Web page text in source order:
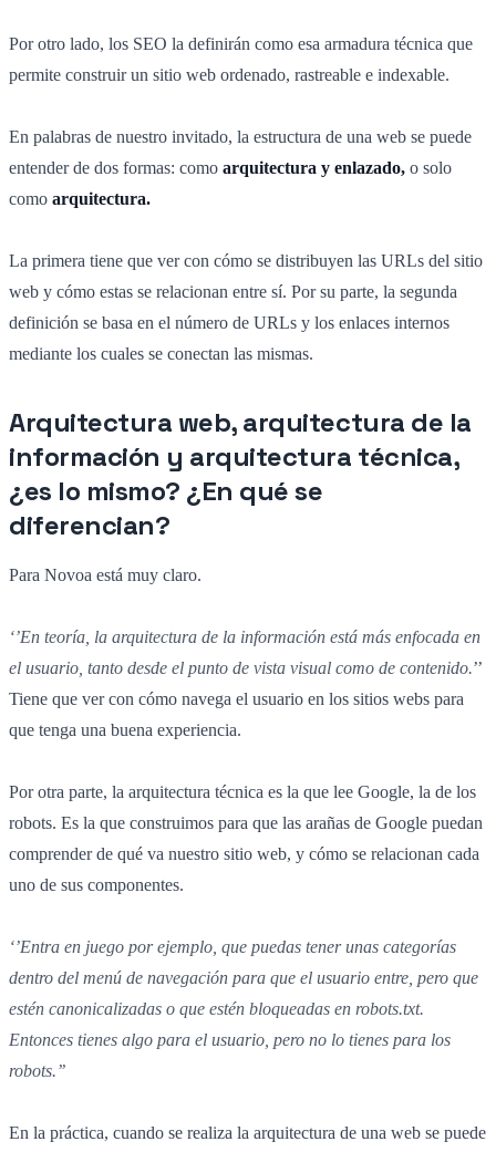
Por otro lado, los SEO la definirán como esa armadura técnica que
permite construir un sitio web ordenado, rastreable e indexable.
En palabras de nuestro invitado, la estructura de una web se puede
entender de dos formas: como arquitectura y enlazado, o solo
como arquitectura.
La primera tiene que ver con cómo se distribuyen las URLs del sitio
web y cómo estas se relacionan entre sí. Por su parte, la segunda
definición se basa en el número de URLs y los enlaces internos
mediante los cuales se conectan las mismas.
Arquitectura web, arquitectura de la
información y arquitectura técnica,
¿es lo mismo? ¿En qué se
diferencian?
Para Novoa está muy claro.
‘’En teoría, la arquitectura de la información está más enfocada en
el usuario, tanto desde el punto de vista visual como de contenido.’’
Tiene que ver con cómo navega el usuario en los sitios webs para
que tenga una buena experiencia.
Por otra parte, la arquitectura técnica es la que lee Google, la de los
robots. Es la que construimos para que las arañas de Google puedan
comprender de qué va nuestro sitio web, y cómo se relacionan cada
uno de sus componentes.
‘’Entra en juego por ejemplo, que puedas tener unas categorías
dentro del menú de navegación para que el usuario entre, pero que
estén canonicalizadas o que estén bloqueadas en robots.txt.
Entonces tienes algo para el usuario, pero no lo tienes para los
robots.’’
En la práctica, cuando se realiza la arquitectura de una web se puede